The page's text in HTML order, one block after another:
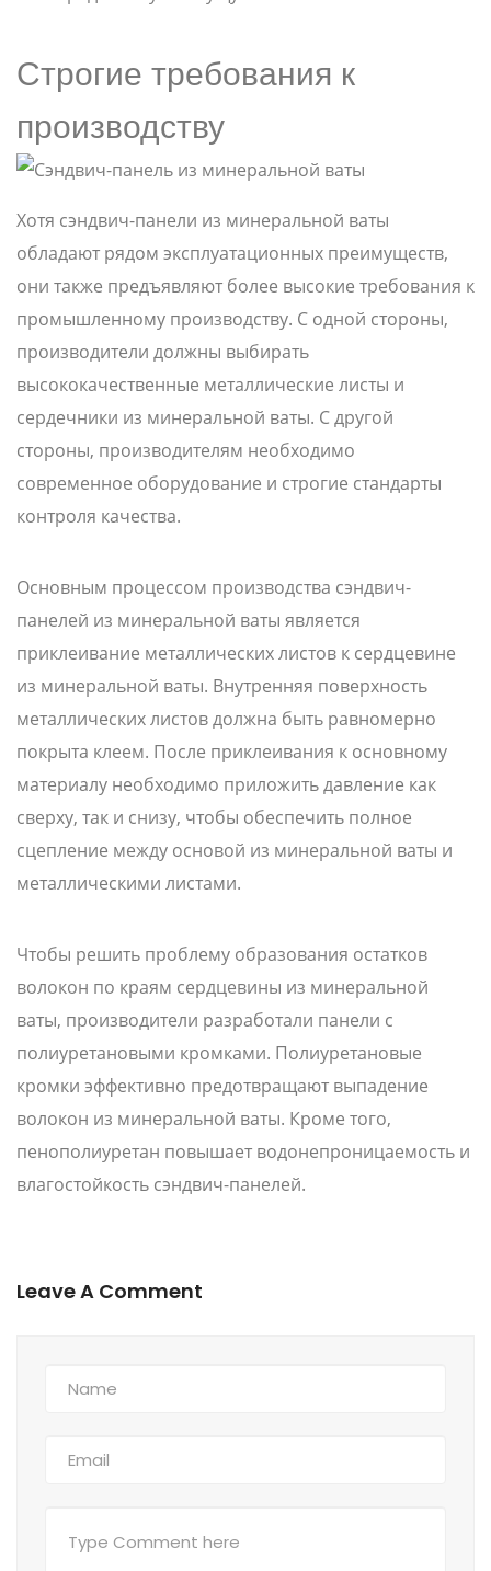
Строгие требования к
производству
Хотя сэндвич-панели из минеральной ваты
обладают рядом эксплуатационных преимуществ,
они также предъявляют более высокие требования к
промышленному производству. С одной стороны,
производители должны выбирать
высококачественные металлические листы и
сердечники из минеральной ваты. С другой
стороны, производителям необходимо
современное оборудование и строгие стандарты
контроля качества.
Основным процессом производства сэндвич-
панелей из минеральной ваты является
приклеивание металлических листов к сердцевине
из минеральной ваты. Внутренняя поверхность
металлических листов должна быть равномерно
покрыта клеем. После приклеивания к основному
материалу необходимо приложить давление как
сверху, так и снизу, чтобы обеспечить полное
сцепление между основой из минеральной ваты и
металлическими листами.
Чтобы решить проблему образования остатков
волокон по краям сердцевины из минеральной
ваты, производители разработали панели с
полиуретановыми кромками. Полиуретановые
кромки эффективно предотвращают выпадение
волокон из минеральной ваты. Кроме того,
пенополиуретан повышает водонепроницаемость и
влагостойкость сэндвич-панелей.
Leave A Comment